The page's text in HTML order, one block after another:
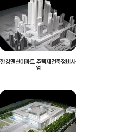
한강맨션아파트 주택재건축정비사
업